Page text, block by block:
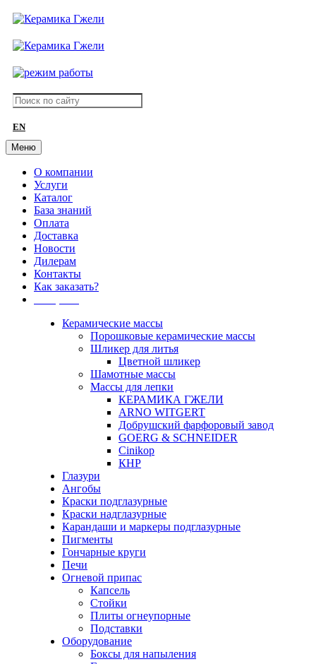
EN
Меню
О компании
Услуги
Каталог
База знаний
Оплата
Доставка
Новости
Дилерам
Контакты
Как заказать?
Керамические массы
Порошковые керамические массы
Шликер для литья
Цветной шликер
Шамотные массы
Массы для лепки
КЕРАМИКА ГЖЕЛИ
ARNO WITGERT
Добрушский фарфоровый завод
GOERG & SCHNEIDER
Cinikop
КНР
Глазури
Ангобы
Краски подглазурные
Краски надглазурные
Карандаши и маркеры подглазурные
Пигменты
Гончарные круги
Печи
Огневой припас
Капсель
Стойки
Плиты огнеупорные
Подставки
Оборудование
Боксы для напыления